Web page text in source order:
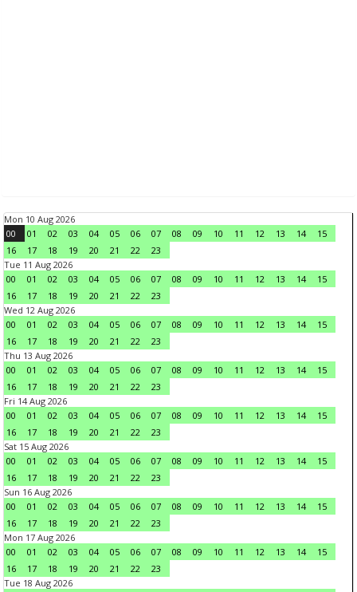
Mon 10 Aug 2026
00
01 02 03 04 05 06 07 08 09 10 11 12 13 14
15
16
17 18 19 20 21 22
23
Tue 11 Aug 2026
00
01 02 03 04 05 06 07 08 09 10 11 12 13 14
15
16
17 18 19 20 21 22
23
Wed 12 Aug 2026
00
01 02 03 04 05 06 07 08 09 10 11 12 13 14
15
16
17 18 19 20 21 22
23
Thu 13 Aug 2026
00
01 02 03 04 05 06 07 08 09 10 11 12 13 14
15
16
17 18 19 20 21 22
23
Fri 14 Aug 2026
00
01 02 03 04 05 06 07 08 09 10 11 12 13 14
15
16
17 18 19 20 21 22
23
Sat 15 Aug 2026
00
01 02 03 04 05 06 07 08 09 10 11 12 13 14
15
16
17 18 19 20 21 22
23
Sun 16 Aug 2026
00
01 02 03 04 05 06 07 08 09 10 11 12 13 14
15
16
17 18 19 20 21 22
23
Mon 17 Aug 2026
00
01 02 03 04 05 06 07 08 09 10 11 12 13 14
15
16
17 18 19 20 21 22
23
Tue 18 Aug 2026